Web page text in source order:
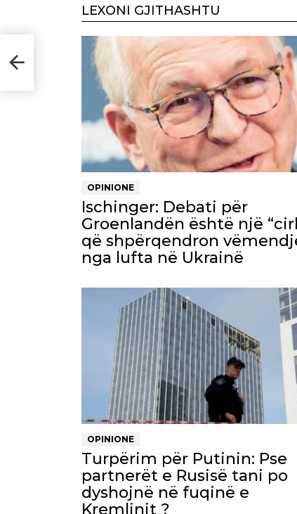
LEXONI GJITHASHTU
OPINIONE
Ischinger: Debati për
Groenlandën është një
që shpërqendron
nga lufta në Ukrainë
OPINIONE
Turpërim për Putinin: Pse
partnerët e Rusisë tani po
dyshojnë në fuqinë e
Kremlinit ?